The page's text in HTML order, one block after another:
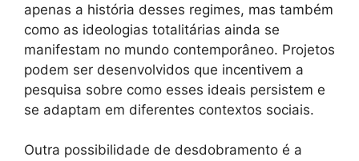
apenas a história desses regimes, mas também
como as ideologias totalitárias ainda se
manifestam no mundo contemporâneo. Projetos
podem ser desenvolvidos que incentivem a
pesquisa sobre como esses ideais persistem e
se adaptam em diferentes contextos sociais.
Outra possibilidade de desdobramento é a